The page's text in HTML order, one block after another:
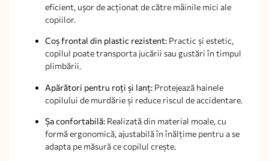
eficient, ușor de acționat de către mâinile mici ale
copiilor.
Coș frontal din plastic rezistent: Practic și estetic,
copilul poate transporta jucării sau gustări în timpul
plimbării.
Apărători pentru roți și lanț: Protejează hainele
copilului de murdărie și reduce riscul de accidentare.
Șa confortabilă: Realizată din material moale, cu
formă ergonomică, ajustabilă în înălțime pentru a se
adapta pe măsură ce copilul crește.